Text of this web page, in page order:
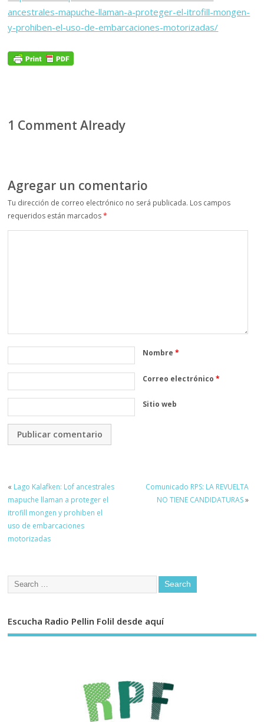
ancestrales-mapuche-llaman-a-proteger-el-itrofill-mongen-
y-prohiben-el-uso-de-embarcaciones-motorizadas/
1 Comment Already
Agregar un comentario
Tu dirección de correo electrónico no será publicada. Los campos
requeridos están marcados*
Nombre*
Correo electrónico*
Sitio web
« Lago Kalafken: Lof ancestrales
mapuche llaman a proteger el
itrofill mongen y prohiben el
uso de embarcaciones
motorizadas
Comunicado RPS: LA REVUELTA
NO TIENE CANDIDATURAS»
Escucha Radio Pellin Folil desde aquí